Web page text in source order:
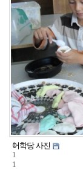
1
1
1
어학당 사진